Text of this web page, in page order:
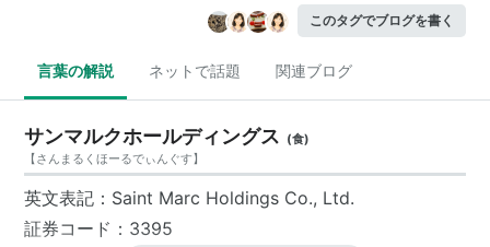
このタグでブログを書く
言葉の解説 ネットで話題 関連ブログ
サンマルクホールディングス (食)
【さんまるくほーるでぃんぐす】
英文表記：Saint Marc Holdings Co., Ltd.
証券コード：3395